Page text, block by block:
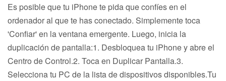
Es posible que tu iPhone te pida que confíes en el
ordenador al que te has conectado. Simplemente toca
'Confiar' en la ventana emergente. Luego, inicia la
duplicación de pantalla:1. Desbloquea tu iPhone y abre el
Centro de Control.2. Toca en Duplicar Pantalla.3.
Selecciona tu PC de la lista de dispositivos disponibles.Tu